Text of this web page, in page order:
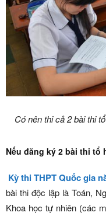
Có nên thi cả 2 bài thi
Nếu đăng ký 2 bài thi tổ
Kỳ thi THPT Quốc gia
bài thi độc lập là Toán,
Khoa học tự nhiên (các